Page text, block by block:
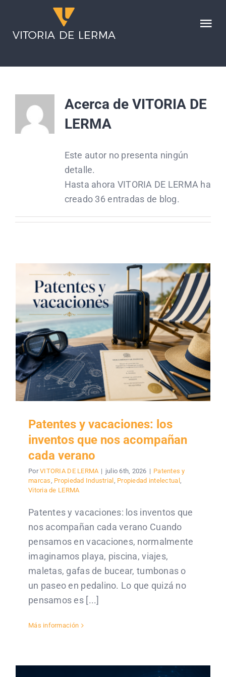
contenido
SERVICIOS
LA FIRMA
Acerca de VITORIA DE
LERMA
Este autor no presenta ningún
detalle.
Hasta ahora VITORIA DE LERMA ha
creado 36 entradas de blog.
Patentes y vacaciones: los
inventos que nos acompañan
cada verano
PorVITORIA DE LERMA | julio 6th, 2026 | Patentes y
marcas, Propiedad Industrial , Propiedad intelectual ,
Vitoria de LERMA
Patentes y vacaciones: los inventos que
nos acompañan cada verano Cuando
pensamos en vacaciones, normalmente
imaginamos playa, piscina, viajes,
maletas, gafas de bucear, tumbonas o
un paseo en pedalino. Lo que quizá no
pensamos es [...]
Más información